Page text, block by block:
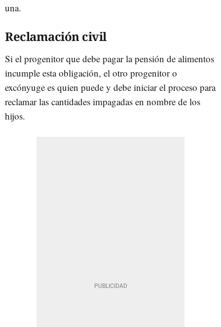
una.
Reclamación civil
Si el progenitor que debe pagar la pensión de alimentos
incumple esta obligación, el otro progenitor o
excónyuge es quien puede y debe iniciar el proceso para
reclamar las cantidades impagadas en nombre de los
hijos.